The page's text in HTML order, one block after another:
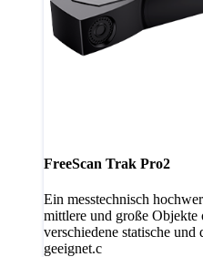
FreeScan Trak Pro2
Ein messtechnisch
mittlere und große Objekte
verschiedene statische
geeignet.c